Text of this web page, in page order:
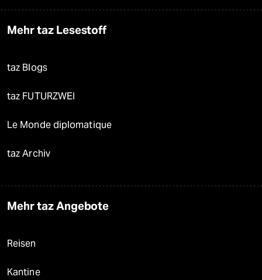
Mehr taz Lesestoff
taz Blogs
taz FUTURZWEI
Le Monde diplomatique
taz Archiv
Mehr taz Angebote
Reisen
Kantine